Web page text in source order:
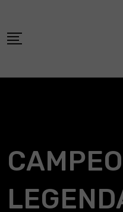
content